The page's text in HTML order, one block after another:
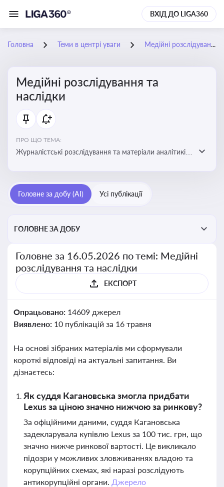
ВХІД ДО LIGA360
Головна Теми в центрі уваги Медійні розслідування та наслідки
Медійні розслідування та
наслідки
ПРО ЩО ТЕМА:
Журналістські розслідування та матеріали аналітиків
компаній, посадових осіб і пов’язаних осіб
Головне за добу (AI) Усі публікації
ГОЛОВНЕ ЗА ДОБУ
Головне за 16.05.2026 по темі: Медійні
розслідування та наслідки
ЕКСПОРТ
Опрацьовано: 14609 джерел
Виявлено: 10 публікацій за 16 травня
На основі зібраних матеріалів ми сформували
короткі відповіді на актуальні запитання. Ви
дізнаєтесь:
Як суддя Кагановська змогла придбати
Lexus за ціною значно нижчою за ринкову?
За офіційними даними, суддя Кагановська
задекларувала купівлю Lexus за 100 тис. грн, що
значно нижче ринкової вартості. Це викликало
підозри у можливих зловживаннях владою та
корупційних схемах, які наразі розслідують
антикорупційні органи. Джерело